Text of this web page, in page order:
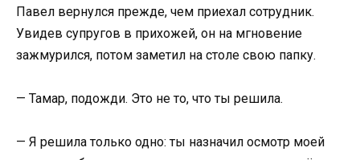
Павел вернулся прежде, чем приехал сотрудник.
Увидев супругов в прихожей, он на мгновение
зажмурился, потом заметил на столе свою папку.
— Тамар, подожди. Это не то, что ты решила.
— Я решила только одно: ты назначил осмотр моей